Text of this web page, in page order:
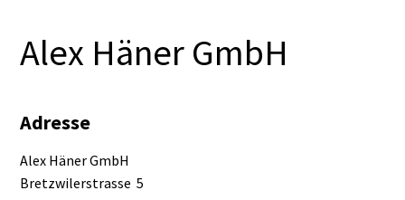
Alex Häner GmbH
Adresse
Alex Häner GmbH
Bretzwilerstrasse 5